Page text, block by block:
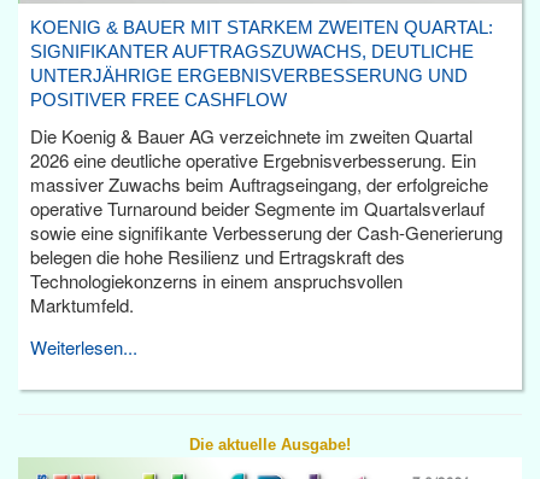
KOENIG & BAUER MIT STARKEM ZWEITEN QUARTAL:
SIGNIFIKANTER AUFTRAGSZUWACHS, DEUTLICHE
UNTERJÄHRIGE ERGEBNISVERBESSERUNG UND
POSITIVER FREE CASHFLOW
Die Koenig & Bauer AG verzeichnete im zweiten Quartal
2026 eine deutliche operative Ergebnisverbesserung. Ein
massiver Zuwachs beim Auftragseingang, der erfolgreiche
operative Turnaround beider Segmente im Quartalsverlauf
sowie eine signifikante Verbesserung der Cash-Generierung
belegen die hohe Resilienz und Ertragskraft des
Technologiekonzerns in einem anspruchsvollen
Marktumfeld.
Weiterlesen...
Die aktuelle Ausgabe!